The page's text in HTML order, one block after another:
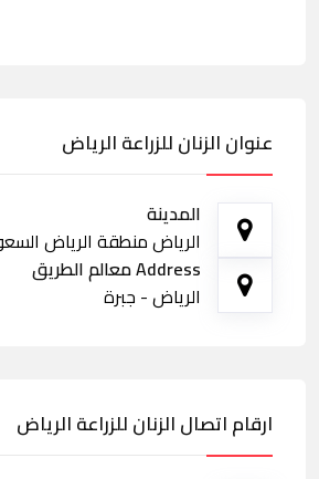
عنوان الزنان للزراعة الرياض
المدينة
الرياض منطقة الرياض
Address معالم الطريق
الرياض - جبرة
ارقام اتصال الزنان للزراعة الرياض